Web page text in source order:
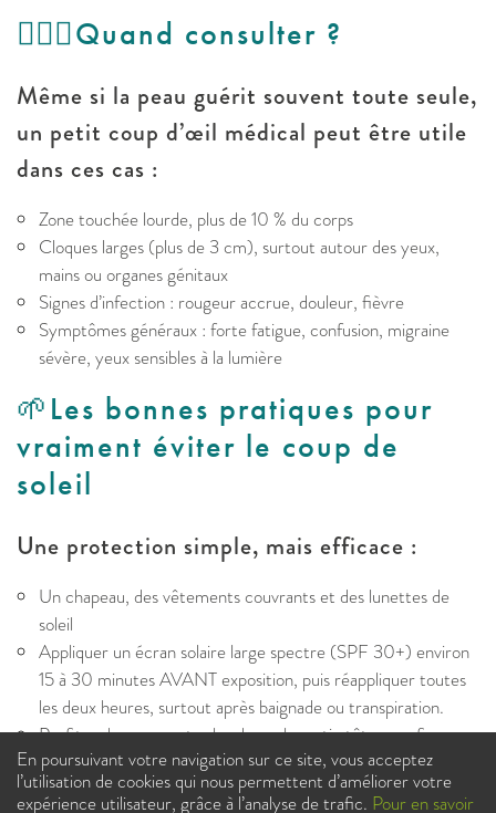
👩🏻‍⚕️​Quand consulter ?
Même si la peau guérit souvent toute seule,
un petit coup d’œil médical peut être utile
dans ces cas :
Zone touchée lourde, plus de 10 % du corps
Cloques larges (plus de 3 cm), surtout autour des yeux,
mains ou organes génitaux
Signes d’infection : rougeur accrue, douleur, fièvre
Symptômes généraux : forte fatigue, confusion, migraine
sévère, yeux sensibles à la lumière
🌱Les bonnes pratiques pour
vraiment éviter le coup de
soleil
Une protection simple, mais efficace :
Un chapeau, des vêtements couvrants et des lunettes de
soleil
Appliquer un écran solaire large spectre (SPF 30+) environ
15 à 30 minutes AVANT exposition, puis réappliquer toutes
les deux heures, surtout après baignade ou transpiration.
Profiter des moments plus doux : le matin tôt ou en fin
d’après-midi, c’est le top pour bronzer sans dommage
En poursuivant votre navigation sur ce site, vous acceptez
l’utilisation de cookies qui nous permettent d’améliorer votre
expérience utilisateur, grâce à l’analyse de trafic. Pour en savoir